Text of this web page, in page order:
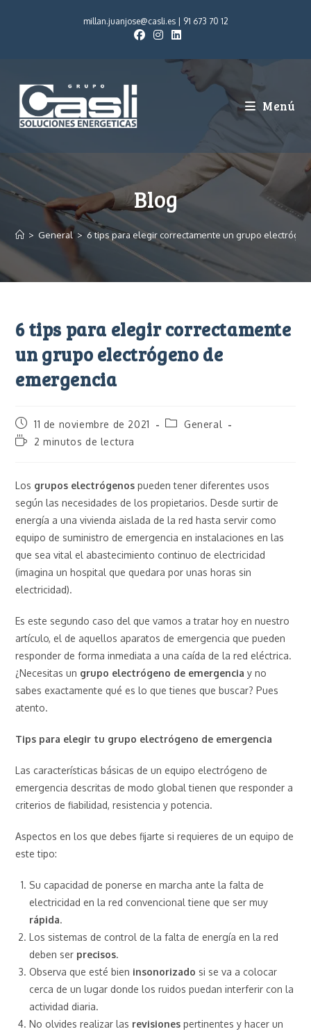
millan.juanjose@casli.es| 91 673 70 12
Menú
Blog
> General > 6 tips para elegir correctamente un grupo
6 tips para elegir correctamente
un grupo electrógeno de
emergencia
11 de noviembre de 2021
General
2 minutos de lectura
Los grupos electrógenos pueden tener diferentes usos
según las necesidades de los propietarios. Desde surtir de
energía a una vivienda aislada de la red hasta servir como
equipo de suministro de emergencia en instalaciones en las
que sea vital el abastecimiento continuo de electricidad
(imagina un hospital que quedara por unas horas sin
electricidad).
Es este segundo caso del que vamos a tratar hoy en nuestro
artículo, el de aquellos aparatos de emergencia que pueden
responder de forma inmediata a una caída de la red eléctrica.
¿Necesitas un grupo electrógeno de emergencia y no
sabes exactamente qué es lo que tienes que buscar? Pues
atento.
Tips para elegir tu grupo electrógeno de emergencia
Las características básicas de un equipo electrógeno de
emergencia descritas de modo global tienen que responder a
criterios de fiabilidad, resistencia y potencia.
Aspectos en los que debes fijarte si requieres de un equipo de
este tipo:
Su capacidad de ponerse en marcha ante la falta de
electricidad en la red convencional tiene que ser muy
rápida.
Los sistemas de control de la falta de energía en la red
deben ser precisos.
Observa que esté bien insonorizado si se va a colocar
cerca de un lugar donde los ruidos puedan interferir con la
actividad diaria.
No olvides realizar las revisiones pertinentes y hacer un